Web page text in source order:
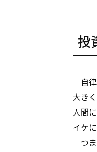
投
自律
大き
人間
イケ
つま